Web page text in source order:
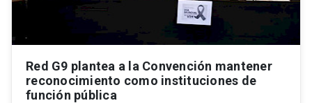
Red G9 plantea a la Convención mantener
reconocimiento como instituciones de
función pública